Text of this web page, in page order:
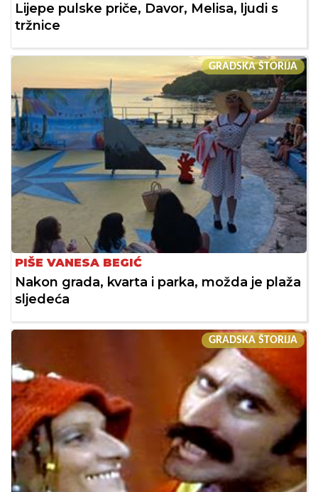
Lijepe pulske priče, Davor, Melisa, ljudi s
tržnice
GRADSKA ŠTORIJA
PIŠE VANESA BEGIĆ
Nakon grada, kvarta i parka, možda je plaža
sljedeća
GRADSKA ŠTORIJA